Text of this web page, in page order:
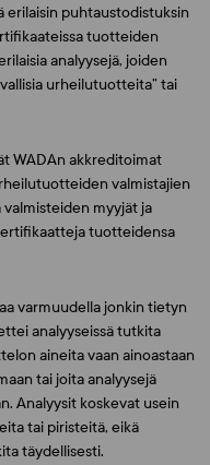
erilaisin puhtaustodistuksin
tuotteiden
analyysejä, joiden
urheilutuotteita” tai
WADAn akkreditoimat
valmistajien
myyjät ja
tuotteidensa
varmuudella jonkin tietyn
analyyseissä tutkita
aineita vaan ainoastaan
tai joita analyysejä
Analyysit koskevat usein
tai piristeitä, eikä
täydellisesti.